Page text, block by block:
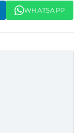
WHATSAPP